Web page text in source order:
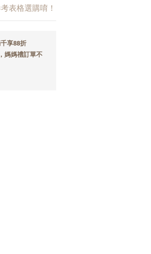
表格選購唷！
享88折
媽媽禮訂單不